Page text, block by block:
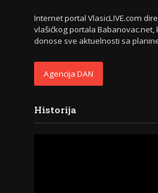
Internet portal VlasicLIVE.com
vlašićkog portala Babanovac.net,
donose sve aktuelnosti sa
Agencija DAN
Historija